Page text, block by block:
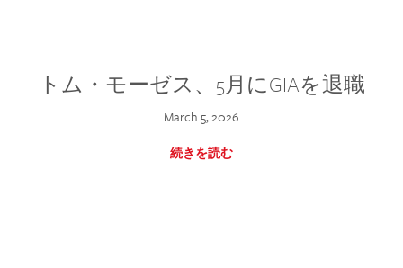
トム・モーゼス、5月にGIAを退職
March 5, 2026
続きを読む